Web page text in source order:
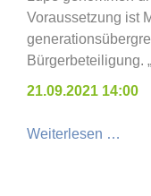
Voraussetzung ist
Bürgerbeteiligung.
21.09.2021 14:00
Weiterlesen …